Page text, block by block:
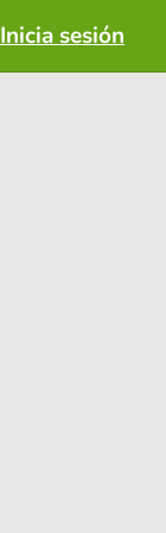
Inicia sesión